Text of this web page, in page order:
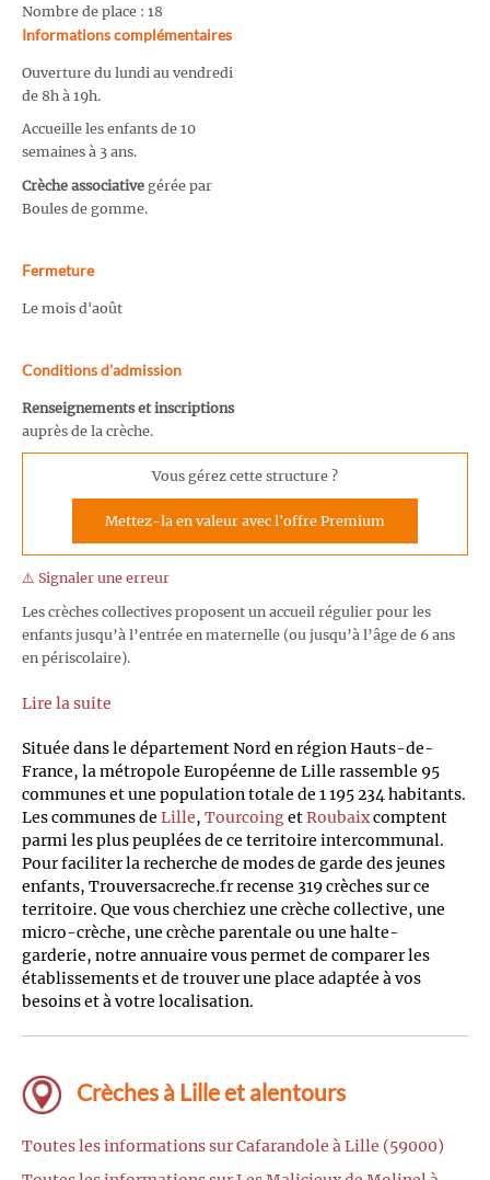
Nombre de place : 18
Informations complémentaires
Ouverture du lundi au vendredi
de 8h à 19h.
Accueille les enfants de 10
semaines à 3 ans.
Crèche associative gérée par
Boules de gomme.
Fermeture
Le mois d'août
Conditions d'admission
Renseignements et inscriptions
auprès de la crèche.
Vous gérez cette structure ?
Mettez-la en valeur avec l'offre Premium
⚠️ Signaler une erreur
Les crèches collectives proposent un accueil régulier pour les
enfants jusqu’à l’entrée en maternelle (ou jusqu’à l’âge de 6 ans
en périscolaire).
Lire la suite
Située dans le département Nord en région Hauts-de-
France, la métropole Européenne de Lille rassemble 95
communes et une population totale de 1 195 234 habitants.
Les communes de Lille, TourcoingetRoubaixcomptent
parmi les plus peuplées de ce territoire intercommunal.
Pour faciliter la recherche de modes de garde des jeunes
enfants, Trouversacreche.fr recense 319 crèches sur ce
territoire. Que vous cherchiez une crèche collective, une
micro-crèche, une crèche parentale ou une halte-
garderie, notre annuaire vous permet de comparer les
établissements et de trouver une place adaptée à vos
besoins et à votre localisation.
Crèches à Lille et alentours
Toutes les informations sur Cafarandole à Lille (59000)